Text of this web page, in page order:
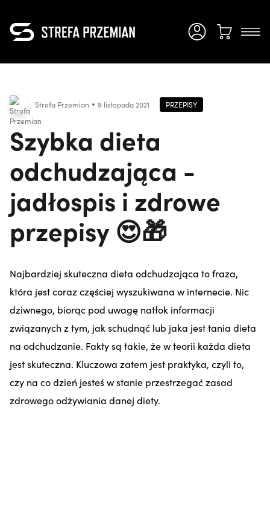
Strefa Przemian 9 listopada 2021 PRZEPISY
Szybka dieta
odchudzająca -
jadłospis i zdrowe
przepisy 😍🎁
Najbardziej skuteczna dieta odchudzająca to fraza,
która jest coraz częściej wyszukiwana w internecie. Nic
dziwnego, biorąc pod uwagę natłok informacji
związanych z tym, jak schudnąć lub jaka jest tania dieta
na odchudzanie. Fakty są takie, że w teorii każda dieta
jest skuteczna. Kluczowa zatem jest praktyka, czyli to,
czy na co dzień jesteś w stanie przestrzegać zasad
zdrowego odżywiania danej diety.